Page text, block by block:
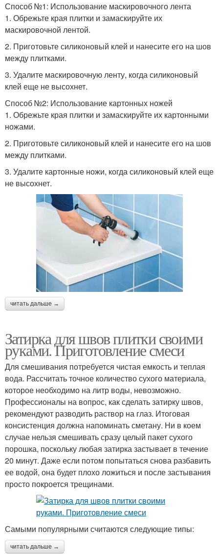
Способ №1: Использование маскировочного лента
1. Обрежьте края плитки и замаскируйте их
маскировочной лентой.
2. Приготовьте силиконовый клей и нанесите его на шов
между плитками.
3. Удалите маскировочную ленту, когда силиконовый
клей еще не высохнет.
Способ №2: Использование картонных ножей
1. Обрежьте края плитки и замаскируйте их картонными
ножами.
2. Приготовьте силиконовый клей и нанесите его на шов
между плитками.
3. Удалите картонные ножи, когда силиконовый клей еще
не высохнет.
читать дальше →
Затирка для швов плитки своими
руками. Приготовление смеси
Для смешивания потребуется чистая емкость и теплая
вода. Рассчитать точное количество сухого материала,
которое необходимо на литр воды, невозможно.
Профессионалы на вопрос, как сделать затирку швов,
рекомендуют разводить раствор на глаз. Итоговая
консистенция должна напоминать сметану. Ни в коем
случае нельзя смешивать сразу целый пакет сухого
порошка, поскольку любая затирка застывает в течение
20 минут. Даже если потом попытаться снова разбавить
ее водой, она будет плохо ложиться и после застывания
просто покроется трещинами.
Самыми популярными считаются следующие типы:
читать дальше →